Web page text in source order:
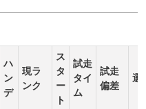
ハ
ン
デ
現ラ
ンク
ス
タ
ー
ト
試走
タイ
ム
試走
偏差
選